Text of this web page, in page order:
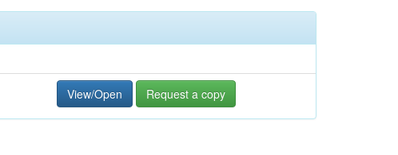
View/Open Request a copy